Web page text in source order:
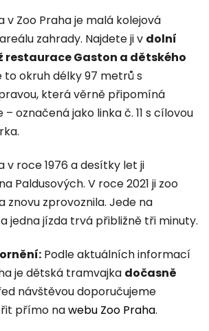
v Zoo Praha je malá kolejová
zahrady. Najdete ji v dolní
restaurace Gaston a dětského
to okruh délky 97 metrů s
která věrně připomíná
označená jako linka č. 11 s cílovou
v roce 1976 a desítky let ji
Paldusových. V roce 2021 ji zoo
znovu zprovoznila. Jede na
jedna jízda trvá přibližně tři minuty.
Podle aktuálních informací
je dětská tramvajka dočasně
návštěvou doporučujeme
přímo nawebu Zoo Praha.